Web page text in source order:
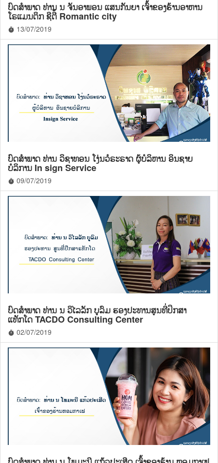
ບົດສຳພາດ ທ່ານ ນ ຈັນອາພອນ ແສນກັນຍາ ເຈົ້າຂອງຮ້ານອາຫານ
ໂຣແມນຕິກ ຊີຕີ້ Romantic city
timer 13/07/2019
ບົດສຳພາດ ທ່ານ ວິຊາທອນ ໂງ່ນວໍຣະຣາດ ຜູ້ບໍລິຫານ ອິນຊາຍ
ບໍລິການ In sign Service
timer 09/07/2019
ບົດສຳພາດ ທ່ານ ນ ວິໄລລັກ ບູລົມ ຮອງປະທານສູນທີ່ປຶກສາ
ແທັກໂດ TACDO Consulting Center
timer 02/07/2019